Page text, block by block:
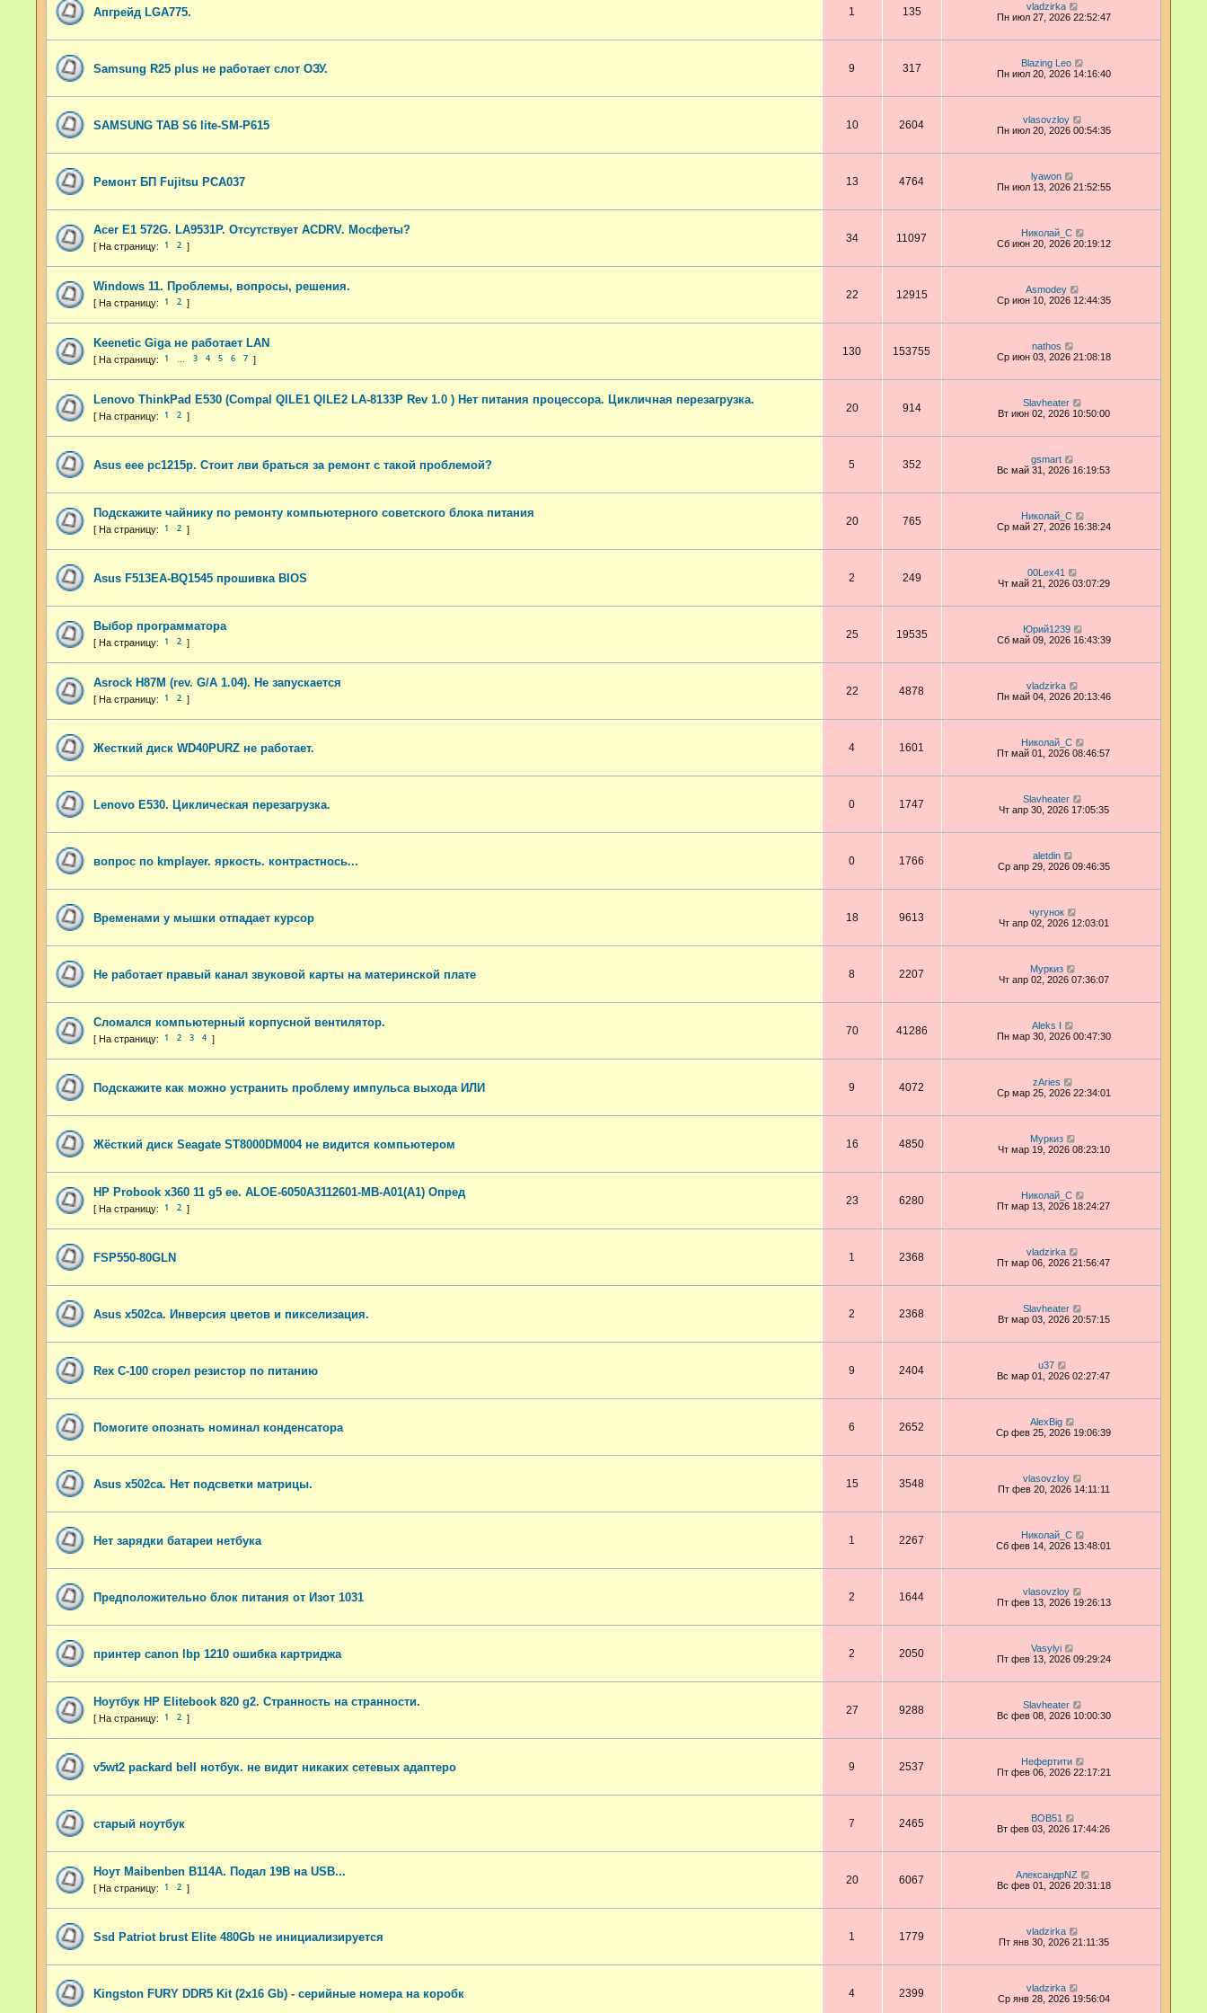
Апгрейд LGA775. 1 135
vladzirka
Пн июл 27, 2026 22:52:47
Samsung R25 plus не работает слот ОЗУ. 9 317
Blazing Leo
Пн июл 20, 2026 14:16:40
SAMSUNG TAB S6 lite-SM-P615 10 2604
vlasovzloy
Пн июл 20, 2026 00:54:35
Ремонт БП Fujitsu PCA037 13 4764
lyawon
Пн июл 13, 2026 21:52:55
Acer E1 572G. LA9531P. Отсутствует ACDRV. Мосфеты?
1 2
34 11097
Николай_С
Сб июн 20, 2026 20:19:12
Windows 11. Проблемы, вопросы, решения.
1 2
22 12915
Asmodey
Ср июн 10, 2026 12:44:35
Keenetic Giga не работает LAN
1 3 4 5 6 7
130 153755
nathos
Ср июн 03, 2026 21:08:18
Lenovo ThinkPad E530 (Compal QILE1 QILE2 LA-8133P Rev 1.0 ) Нет питания процессора. Цикличная перезагрузка.
1 2
20 914
Slavheater
Вт июн 02, 2026 10:50:00
Asus eee pc1215p. Стоит лви браться за ремонт с такой проблемой? 5 352
gsmart
Вс май 31, 2026 16:19:53
Подскажите чайнику по ремонту компьютерного советского блока питания
1 2
20 765
Николай_С
Ср май 27, 2026 16:38:24
Asus F513EA-BQ1545 прошивка BIOS 2 249
00Lex41
Чт май 21, 2026 03:07:29
Выбор программатора
1 2
25 19535
Юрий1239
Сб май 09, 2026 16:43:39
Asrock H87M (rev. G/A 1.04). Не запускается
1 2
22 4878
vladzirka
Пн май 04, 2026 20:13:46
Жесткий диск WD40PURZ не работает. 4 1601
Николай_С
Пт май 01, 2026 08:46:57
Lenovo E530. Циклическая перезагрузка. 0 1747
Slavheater
Чт апр 30, 2026 17:05:35
вопрос по kmplayer. яркость. контрастнось... 0 1766
aletdin
Ср апр 29, 2026 09:46:35
Временами у мышки отпадает курсор 18 9613
чугунок
Чт апр 02, 2026 12:03:01
Не работает правый канал звуковой карты на материнской плате 8 2207
Муркиз
Чт апр 02, 2026 07:36:07
Сломался компьютерный корпусной вентилятор.
1 2 3 4
70 41286
Aleks I
Пн мар 30, 2026 00:47:30
Подскажите как можно устранить проблему импульса выхода ИЛИ 9 4072
zAries
Ср мар 25, 2026 22:34:01
Жёсткий диск Seagate ST8000DM004 не видится компьютером 16 4850
Муркиз
Чт мар 19, 2026 08:23:10
HP Probook x360 11 g5 ee. ALOE-6050A3112601-MB-A01(A1) Опред
1 2
23 6280
Николай_С
Пт мар 13, 2026 18:24:27
FSP550-80GLN 1 2368
vladzirka
Пт мар 06, 2026 21:56:47
Asus x502ca. Инверсия цветов и пикселизация. 2 2368
Slavheater
Вт мар 03, 2026 20:57:15
Rex C-100 сгорел резистор по питанию 9 2404
u37
Вс мар 01, 2026 02:27:47
Помогите опознать номинал конденсатора 6 2652
AlexBig
Ср фев 25, 2026 19:06:39
Asus x502ca. Нет подсветки матрицы. 15 3548
vlasovzloy
Пт фев 20, 2026 14:11:11
Нет зарядки батареи нетбука 1 2267
Николай_С
Сб фев 14, 2026 13:48:01
Предположительно блок питания от Изот 1031 2 1644
vlasovzloy
Пт фев 13, 2026 19:26:13
принтер canon lbp 1210 ошибка картриджа 2 2050
Vasylyi
Пт фев 13, 2026 09:29:24
Ноутбук HP Elitebook 820 g2. Странность на странности.
1 2
27 9288
Slavheater
Вс фев 08, 2026 10:00:30
v5wt2 packard bell нотбук. не видит никаких сетевых адаптеро 9 2537
Нефертити
Пт фев 06, 2026 22:17:21
старый ноутбук 7 2465
BOB51
Вт фев 03, 2026 17:44:26
Ноут Maibenben B114A. Подал 19В на USB...
1 2
20 6067
АлександрNZ
Вс фев 01, 2026 20:31:18
Ssd Patriot brust Elite 480Gb не инициализируется 1 1779
vladzirka
Пт янв 30, 2026 21:11:35
Kingston FURY DDR5 Kit (2x16 Gb) - серийные номера на коробк 4 2399
vladzirka
Ср янв 28, 2026 19:56:04